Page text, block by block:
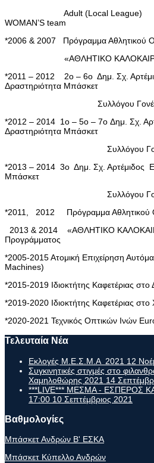
Adult (Local League) 5
WOMAN’S team
*2006 & 2007 Πρόγραμμα Αθλητικού
«ΑΘΛΗΤΙΚΟ ΚΑΛΟΚΑΙΡΙ»
*2011 – 2012 2ο – 6ο Δημ. Σχ.
Δραστηριότητα Μπάσκετ
Συλλόγου Γονέων &
*2012 – 2014 1ο – 5ο – 7ο Δημ. Σχ.
Δραστηριότητα Μπάσκετ
Συλλόγου Γονέων &
*2013 – 2014 3ο Δημ. Σχ. Αρτέμιδος
Μπάσκετ
Συλλόγου Γονέων &
*2011, 2012 Πρόγραμμα Αθλητικού
2013 & 2014 «ΑΘΛΗΤΙΚΟ
Προγράμματος
*2005-2015 Ατομική Επιχείρηση
Machines)
*2015-2019 Ιδιοκτήτης Καφετέριας
*2019-2020 Ιδιοκτήτης Καφετέριας στο
*2020-2021 Τεχνικός Οπτικών Ινών
Τελευταία Νέα
Εκλογές Μ.Ε.Σ.Μ.Α 2021 12
Συγκινητικές στιγμές στο
Χαμηλοθώρης 2021 14
***LIVE*** ΜΕΣΜΑ - ΕΣΠΕΡΟΣ
17:00 10 Σεπτέμβριος 2021
Βαθμολογίες
Μπάσκετ Ανδρών Β' ΕΣΚΑ
Μπάσκετ Κύπελλο Ανδρών